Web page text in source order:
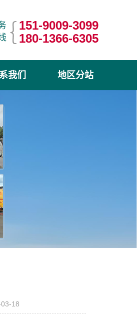
151-9009-3099
180-1366-6305
我们 地区分站
18